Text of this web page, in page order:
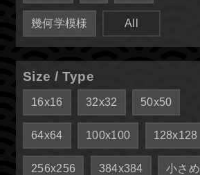
幾何学模様 All
Size / Type
16x16 32x32 50x50
64x64 100x100 128x128
256x256 384x384 小さめ